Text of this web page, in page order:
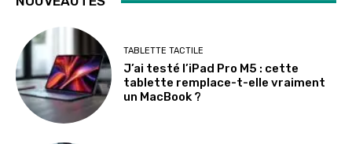
TABLETTE TACTILE
J’ai testé l’iPad Pro M5 : cette
tablette remplace-t-elle vraiment
un MacBook ?